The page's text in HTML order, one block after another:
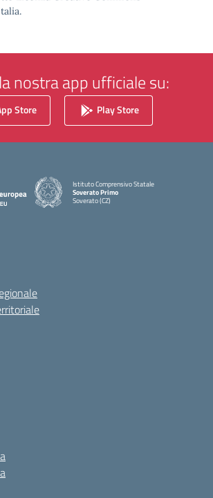
nostra app ufficiale su:
Store Play Store
Istituto Comprensivo Statale
Soverato Primo
Soverato (CZ)